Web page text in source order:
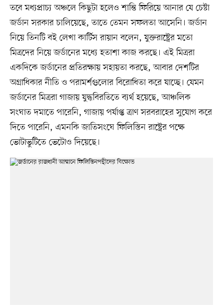
তবে মধ্যপ্রাচ্য অঞ্চলে কিছুটা হলেও শান্তি ফিরিয়ে আনার যে চেষ্টা
জর্ডান সরকার চালিয়েছে, তাতে তেমন সফলতা আসেনি। জর্ডান
নিয়ে তিনটি বই লেখা কার্টিস রায়ান বলেন, যুক্তরাষ্ট্রের মতো
মিত্রদের নিয়ে জর্ডানের মধ্যে হতাশা কাজ করছে। এই মিত্ররা
একদিকে জর্ডানের প্রতিরক্ষায় সহায়তা করছে, আবার দেশটির
অগ্রাধিকার নীতি ও পরামর্শগুলোর বিরোধিতা করে যাচ্ছে। যেমন
জর্ডানের মিত্ররা গাজায় যুদ্ধবিরতিতে ব্যর্থ হয়েছে, আঞ্চলিক
সংঘাত দমাতে পারেনি, গাজায় পর্যাপ্ত ত্রাণ সরবরাহের সুযোগ করে
দিতে পারেনি, এমনকি জাতিসংঘে ফিলিস্তিন রাষ্ট্রের পক্ষে
ভোটাভুটিতে ভেটোও দিয়েছে।